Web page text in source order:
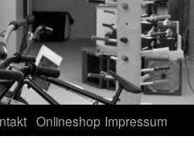
Onlineshop Impressum